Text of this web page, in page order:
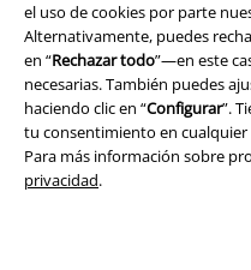
el uso de cookies por parte
Alternativamente, puedes
en “Rechazar todo”—en este
necesarias. También puedes
haciendo clic en “Configurar”.
tu consentimiento en
Para más información sobre
privacidad.
Tiendas EMP online
EMP International
EMP France